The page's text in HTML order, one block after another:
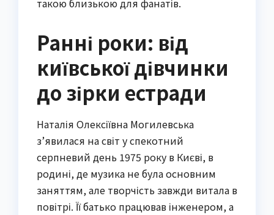
такою близькою для фанатів.
Ранні роки: від
київської дівчинки
до зірки естради
Наталія Олексіївна Могилевська
з’явилася на світ у спекотний
серпневий день 1975 року в Києві, в
родині, де музика не була основним
заняттям, але творчість завжди витала в
повітрі. Її батько працював інженером, а